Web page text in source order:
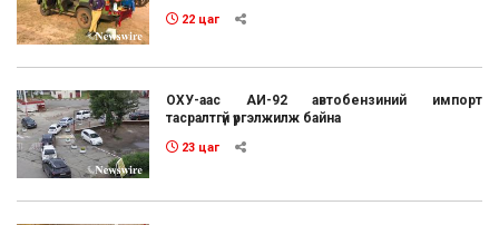
22 цаг
ОХУ-аас АИ-92 автобензиний импорт
тасралтгүй үргэлжилж байна
23 цаг